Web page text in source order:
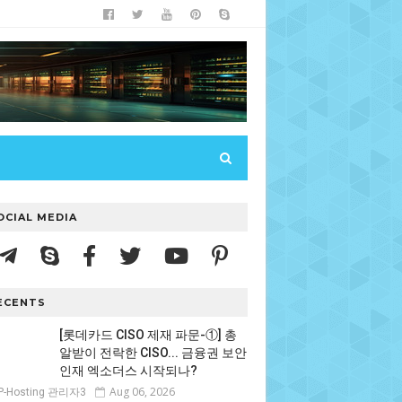
MEDIA
[롯데카드 CISO 제재 파문-①] 총
알받이 전락한 CISO... 금융권 보안
인재 엑소더스 시작되나?
Hosting 관리자3 Aug 06, 2026